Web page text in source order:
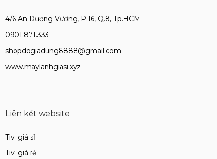
4/6 An Dương Vương, P.16, Q.8, Tp.HCM
0901.871.333
shopdogiadung8888@gmail.com
www.maylanhgiasi.xyz
Liên kết website
Tivi giá sỉ
Tivi giá rẻ